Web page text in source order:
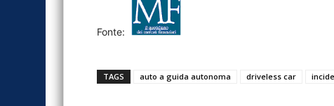
Fonte:
TAGS auto a guida autonoma driveless car